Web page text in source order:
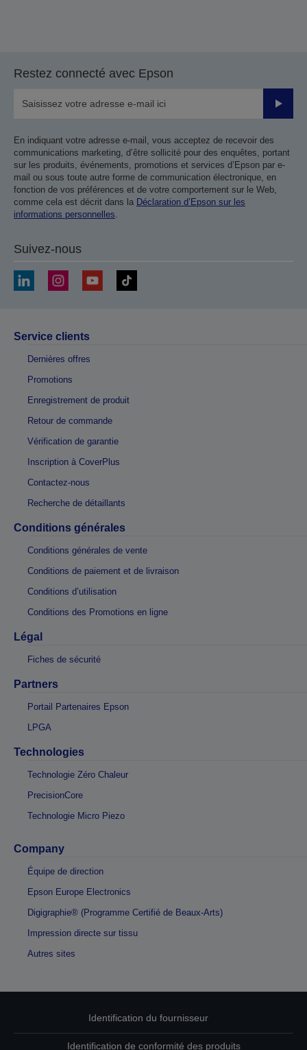
Restez connecté avec Epson
Valider
En indiquant votre adresse e-mail, vous acceptez de recevoir des
communications marketing, d’être sollicité pour des enquêtes, portant
sur les produits, événements, promotions et services d’Epson par e-
mail ou sous toute autre forme de communication électronique, en
fonction de vos préférences et de votre comportement sur le Web,
comme cela est décrit dans la Déclaration d’Epson sur les
informations personnelles
Suivez-nous
Service clients
Dernières offres
Promotions
Enregistrement de produit
Retour de commande
Vérification de garantie
Inscription à CoverPlus
Contactez-nous
Recherche de détaillants
Conditions générales
Conditions générales de vente
Conditions de paiement et de livraison
Conditions d’utilisation
Conditions des Promotions en ligne
Légal
Fiches de sécurité
Partners
Portail Partenaires Epson
LPGA
Technologies
Technologie Zéro Chaleur
PrecisionCore
Technologie Micro Piezo
Company
Équipe de direction
Epson Europe Electronics
Digigraphie® (Programme Certifié de Beaux-Arts)
Impression directe sur tissu
Autres sites
Identification du fournisseur
Identification de conformité des produits